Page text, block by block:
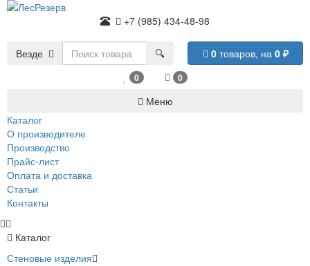
+7 (985) 434-48-98
Везде 🔍 0товаров, на 0₽
0 0
Меню
Каталог
О производителе
Производство
Прайс-лист
Оплата и доставка
Статьи
Контакты
Каталог
Стеновые изделия